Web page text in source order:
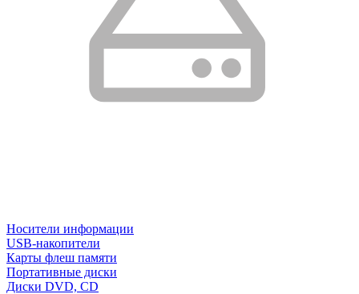
Носители информации
USB-накопители
Карты флеш памяти
Портативные диски
Диски DVD, CD